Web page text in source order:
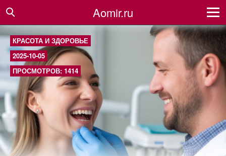
Aomir.ru
КРАСОТА И ЗДОРОВЬЕ
2025-10-05
ПРОСМОТРОВ: 1414